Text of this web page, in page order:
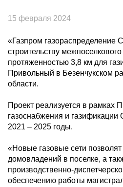
15 февраля 2024
«Газпром газораспределение
строительству
протяженностью 3,8 км для
Привольный в Безенчукском
области.
Проект реализуется в рамках
газоснабжения и газификации
2021 – 2025 годы.
«Новые газовые сети
домовладений в поселке, а
производственно-
обеспечению работы